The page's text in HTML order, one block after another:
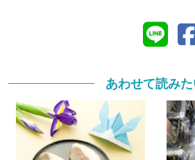
あわせて読み